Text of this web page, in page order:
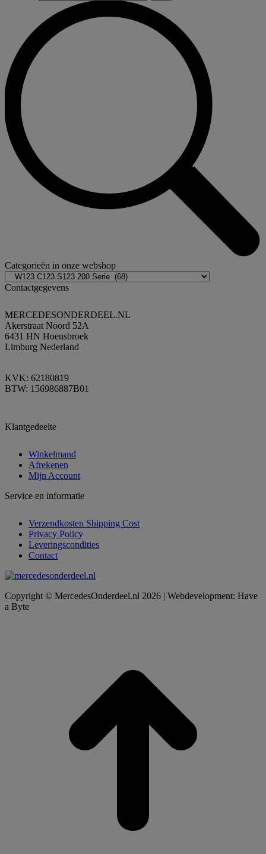
Categorieën in onze webshop
Contactgegevens
MERCEDESONDERDEEL.NL
Akerstraat Noord 52A
6431 HN Hoensbroek
Limburg Nederland
KVK: 62180819
BTW: 156986887B01
Klantgedeelte
Winkelmand
Afrekenen
Mijn Account
Service en informatie
Verzendkosten Shipping Cost
Privacy Policy
Leveringscondities
Contact
Copyright © MercedesOnderdeel.nl 2026 | Webdevelopment: Have
a Byte